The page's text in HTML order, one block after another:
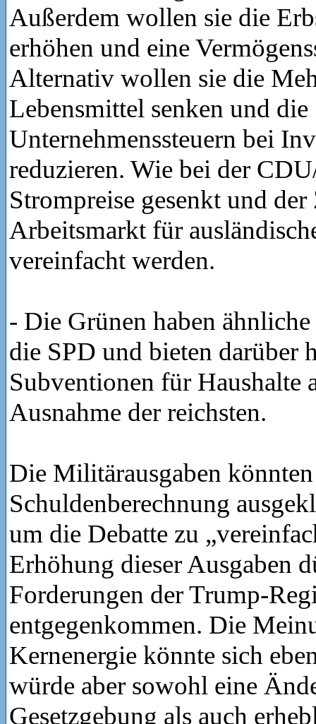
Außerdem wollen sie die
erhöhen und eine
Alternativ wollen sie die
Lebensmittel senken und die
Unternehmenssteuern bei
reduzieren. Wie bei der
Strompreise gesenkt und
Arbeitsmarkt für
vereinfacht werden.
- Die Grünen haben
die SPD und bieten darüber
Subventionen für Haushalte
Ausnahme der reichsten.
Die Militärausgaben könnten
Schuldenberechnung
um die Debatte zu
Erhöhung dieser Ausgaben
Forderungen der Trump-
entgegenkommen. Die
Kernenergie könnte sich
würde aber sowohl eine
Gesetzgebung als auch